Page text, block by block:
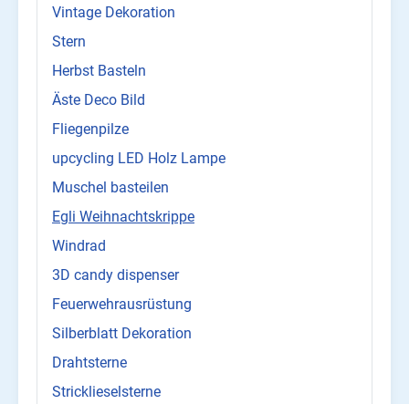
Vintage Dekoration
Stern
Herbst Basteln
Äste Deco Bild
Fliegenpilze
upcycling LED Holz Lampe
Muschel basteilen
Egli Weihnachtskrippe
Windrad
3D candy dispenser
Feuerwehrausrüstung
Silberblatt Dekoration
Drahtsterne
Stricklieselsterne